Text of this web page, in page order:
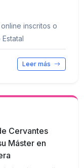
inscritos o
Leer más
Cervantes
Máster en